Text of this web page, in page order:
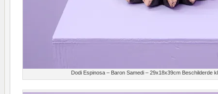
Dodi Espinosa – Baron Samedi – 29x18x39cm Beschilderde